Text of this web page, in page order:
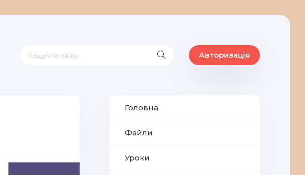
Авторизація
Головна
Файли
Уроки